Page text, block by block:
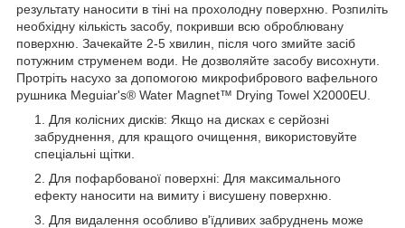
результату наносити в тіні на прохолодну поверхню. Розпиліть
необхідну кількість засобу, покривши всю оброблювану
поверхню. Зачекайте 2-5 хвилин, після чого змийте засіб
потужним струменем води. Не дозволяйте засобу висохнути.
Протріть насухо за допомогою микрофибрового вафельного
рушника Meguiar's® Water Magnet™ Drying Towel X2000EU.
Для колісних дисків: Якщо на дисках є серйозні
забруднення, для кращого очищення, використовуйте
спеціальні щітки.
Для пофарбованої поверхні: Для максимального
ефекту наносити на вимиту і висушену поверхню.
Для видалення особливо в'їдливих забруднень може